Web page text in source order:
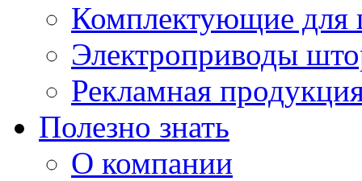
Комплектующие для
Электроприводы
Рекламная
Полезно знать
О компании